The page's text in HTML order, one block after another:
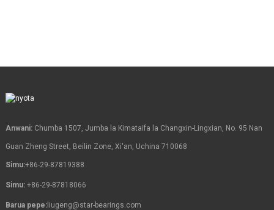
Anwani:Chumba 1507, Jumba la Kimataifa la Changxin-Lingxian, No. 95 Nan
Guan Zheng Street, Beilin Zone, Xi'an, Uchina 710068
Simu:+86-29-87819388
Simu: +86-29-87818066
Barua pepe:liugeng@star-bearings.com